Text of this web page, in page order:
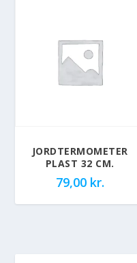
JORDTERMOMETER
PLAST 32 CM.
79,00 kr.